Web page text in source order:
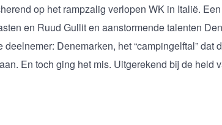
op het rampzalig verlopen WK in Italië.
en Ruud Gullit en aanstormende talenten
Denemarken, het “campingelftal” dat
En toch ging het mis. Uitgerekend bij de held